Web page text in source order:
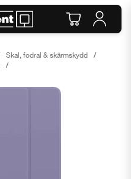
Skal, fodral & skärmskydd